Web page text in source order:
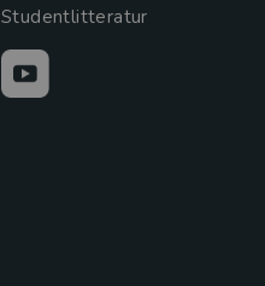
Studentlitteratur